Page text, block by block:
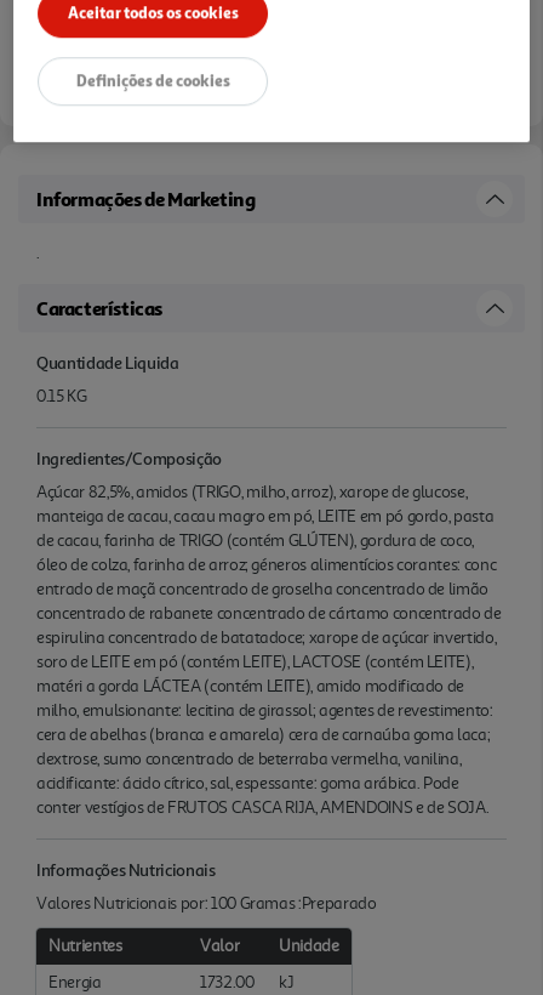
Informações de Marketing
.
Características
Quantidade Liquida
0.15 KG
Ingredientes/Composição
Açúcar 82,5%, amidos (TRIGO, milho, arroz), xarope de glucose,
manteiga de cacau, cacau magro em pó, LEITE em pó gordo, pasta
de cacau, farinha de TRIGO (contém GLÚTEN), gordura de coco,
óleo de colza, farinha de arroz; géneros alimentícios corantes: conc
entrado de maçã concentrado de groselha concentrado de limão
concentrado de rabanete concentrado de cártamo concentrado de
espirulina concentrado de batatadoce; xarope de açúcar invertido,
soro de LEITE em pó (contém LEITE), LACTOSE (contém LEITE),
matéri a gorda LÁCTEA (contém LEITE), amido modificado de
milho, emulsionante: lecitina de girassol; agentes de revestimento:
cera de abelhas (branca e amarela) cera de carnaúba goma laca;
dextrose, sumo concentrado de beterraba vermelha, vanilina,
acidificante: ácido cítrico, sal, espessante: goma arábica. Pode
conter vestígios de FRUTOS CASCA RIJA, AMENDOINS e de SOJA.
Informações Nutricionais
Valores Nutricionais por: 100 Gramas :Preparado
Nutrientes Valor
Unidade
Energia
1732.00
kJ
Aceitar todos os cookies
Definições de cookies